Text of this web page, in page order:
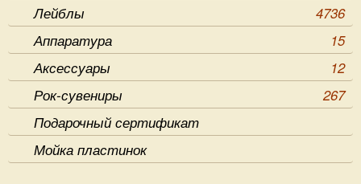
Лейблы
4736
Аппаратура
15
Аксессуары
12
Рок-сувениры
267
Подарочный сертификат
Мойка пластинок